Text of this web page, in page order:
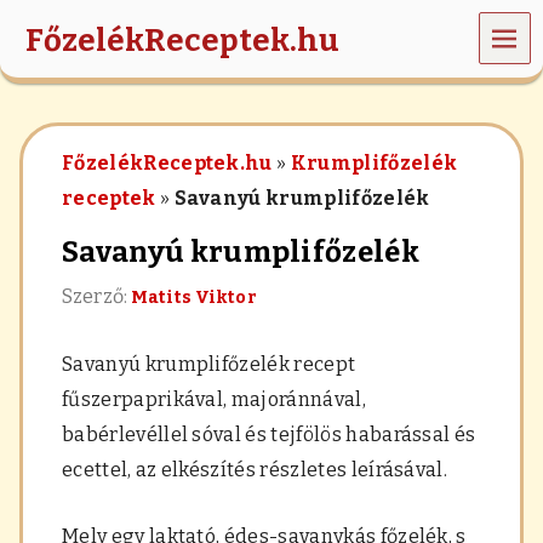
FőzelékReceptek.hu
l
MEN
Ü
FőzelékReceptek.hu » Krumplifőzelék
receptek » Savanyú krumplifőzelék
Savanyú krumplifőzelék
Szerző: Matits Viktor
Savanyú krumplifőzelék recept
fűszerpaprikával, majoránnával,
babérlevéllel sóval és tejfölös habarással és
ecettel, az elkészítés részletes leírásával.
Mely egy laktató, édes-savanykás főzelék, s